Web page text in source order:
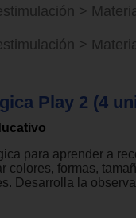
>
>
Play 2 (4
para aprender a
colores, formas,
Desarrolla la